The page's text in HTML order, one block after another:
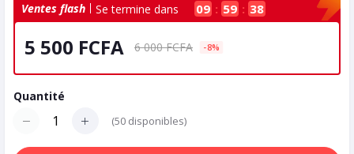
Ventes flash 09 : 59 : 37
Se termine dans
5 500 FCFA 6 000 FCFA -8%
Quantité
(50 disponibles)